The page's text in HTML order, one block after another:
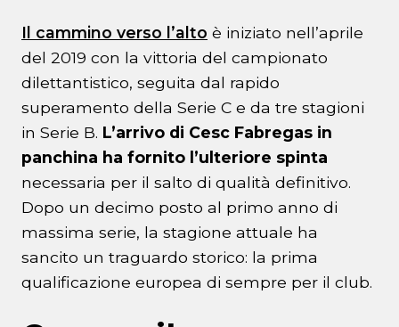
Il cammino verso l’alto è iniziato nell’aprile
del 2019 con la vittoria del campionato
dilettantistico, seguita dal rapido
superamento della Serie C e da tre stagioni
in Serie B. L’arrivo di Cesc Fabregas in
panchina ha fornito l’ulteriore spinta
necessaria per il salto di qualità definitivo.
Dopo un decimo posto al primo anno di
massima serie, la stagione attuale ha
sancito un traguardo storico: la prima
qualificazione europea di sempre per il club.